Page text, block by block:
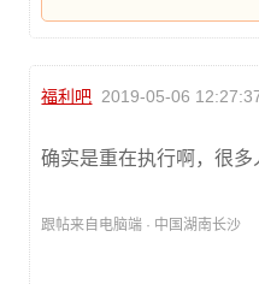
福利吧 2019-05-06
确实是重在执行啊，很多
跟帖来自电脑端 · 中国湖南长沙